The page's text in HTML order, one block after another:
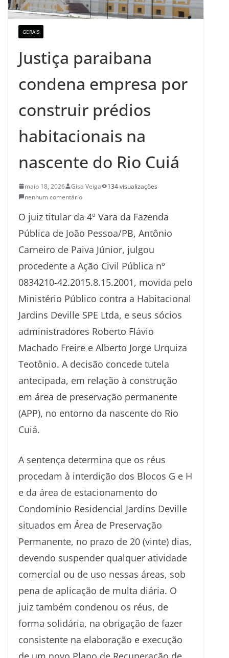
GERAIS
Justiça paraibana
condena empresa por
construir prédios
habitacionais na
nascente do Rio Cuiá
maio 18, 2026 Gisa Veiga
134 visualizações
nenhum comentário
O juiz titular da 4º Vara da Fazenda
Pública de João Pessoa/PB, Antônio
Carneiro de Paiva Júnior, julgou
procedente a Ação Civil Pública nº
0834210-42.2015.8.15.2001, movida pelo
Ministério Público contra a Habitacional
Jardins Deville SPE Ltda, e seus sócios
administradores Roberto Flávio
Machado Freire e Alberto Jorge Urquiza
Teotônio. A decisão concede tutela
antecipada, em relação à construção
em área de preservação permanente
(APP), no entorno da nascente do Rio
Cuiá.
A sentença determina que os réus
procedam à interdição dos Blocos G e H
e da área de estacionamento do
Condomínio Residencial Jardins Deville
situados em Área de Preservação
Permanente, no prazo de 20 (vinte) dias,
devendo suspender qualquer atividade
comercial ou de uso nessas áreas, sob
pena de aplicação de multa diária. O
juiz também condenou os réus, de
forma solidária, na obrigação de fazer
consistente na elaboração e execução